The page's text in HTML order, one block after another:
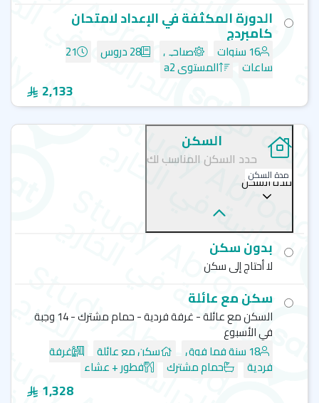
كابلان - سان فرانسيسكو-Kaplan international languages
كابلان - نيويورك - Kaplan international languages
كابلان - شيكاغو -Kaplan international languages
كابلان - بوسطن - Kaplan international languages
الدورة المكثفة في الإعداد لامتحان
كامبردج
16 سنوات صباحي 28 دروس 21
ساعات المستوى a2
2,133
السكن
حدد السكن المناسب لك
مدة السكن
مدة السكن
بدون سكن
لا أحتاج إلى سكن
سكن مع عائلة
السكن مع عائلة - غرفة فردية - حمام مشترك - 14 وجبة
في الأسبوع
18 سنة فما فوق
سكن مع عائلة غرفة
فردية حمام مشترك فطور + عشاء
1,328